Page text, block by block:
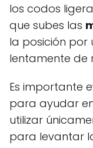
los codos
que subes las
la posición por
lentamente de
Es importante
para ayudar
utilizar
para levantar